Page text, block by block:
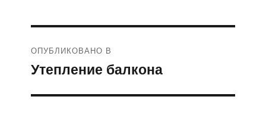
Навигация
по
записям
ОПУБЛИКОВАНО В
Утепление балкона